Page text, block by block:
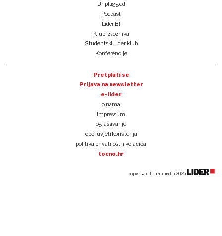
Unplugged
Podcast
Lider BI
Klub izvoznika
Studentski Lider klub
Konferencije
Pretplati se
Prijava na newsletter
e-lider
o nama
impressum
oglašavanje
opći uvjeti korištenja
politika privatnosti i kolačića
tocno.hr
copyright lider media 2025.